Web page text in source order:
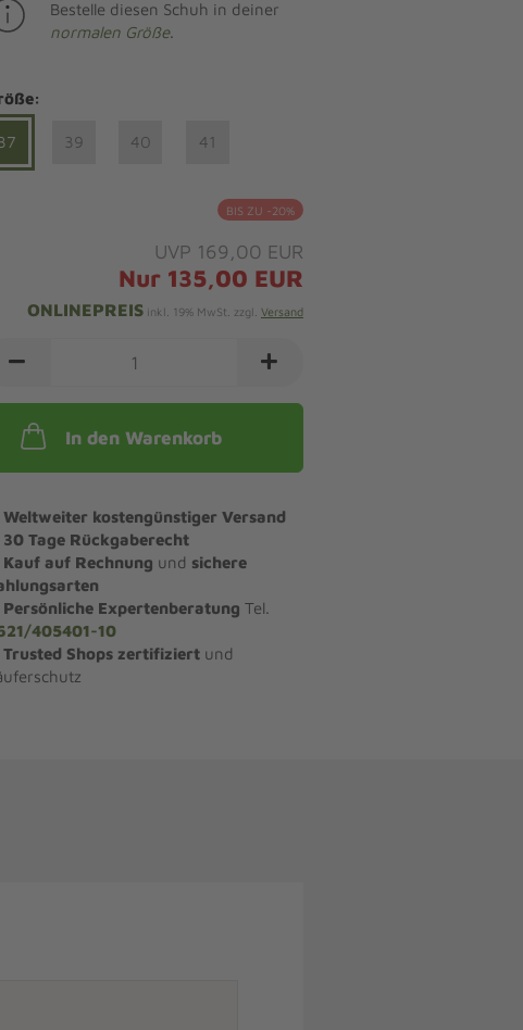
Bestelle diesen Schuh in deiner
normalen Größe.
39 40 41
BIS ZU -20%
UVP 169,00 EUR
Nur 135,00 EUR
ONLINEPREISinkl. 19% MwSt. zzgl. Versand
In den Warenkorb
Weltweiter kostengünstiger Versand
30 Tage Rückgaberecht
Kauf auf Rechnung und sichere
Persönliche Expertenberatung Tel.
405401-10
Trusted Shops zertifiziertund